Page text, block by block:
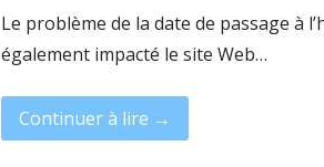
Le problème de la date de passage à
également impacté le site Web…
Continuer à lire →